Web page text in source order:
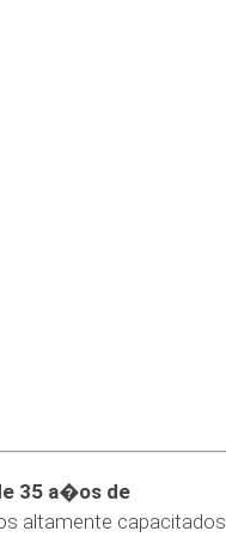
35 a�os de
altamente capacitados